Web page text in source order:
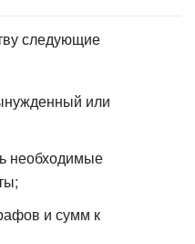
следующие
или
необходимые
и сумм к